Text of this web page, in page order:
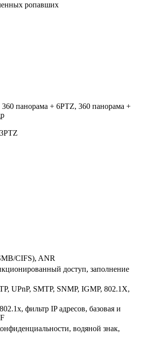
ропавших
панорама + 6PTZ, 360 панорама +
CIFS), ANR
доступ, заполнение
UPnP, SMTP, SNMP, IGMP, 802.1X,
фильтр IP адресов, базовая и
водяной знак,